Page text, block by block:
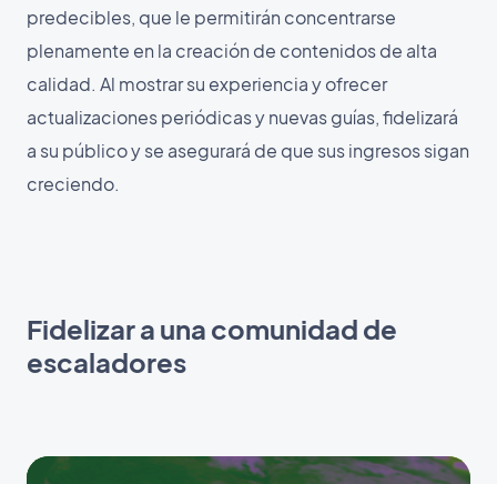
predecibles, que le permitirán concentrarse
plenamente en la creación de contenidos de alta
calidad. Al mostrar su experiencia y ofrecer
actualizaciones periódicas y nuevas guías, fidelizará
a su público y se asegurará de que sus ingresos sigan
creciendo.
Fidelizar a una comunidad de
escaladores